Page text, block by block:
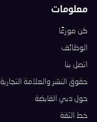
معلومات
كن موزعًا
الوظائف
اتصل بنا
حقوق النشر والعلامة التجارية
حول دبي القابضة
خط الثقة